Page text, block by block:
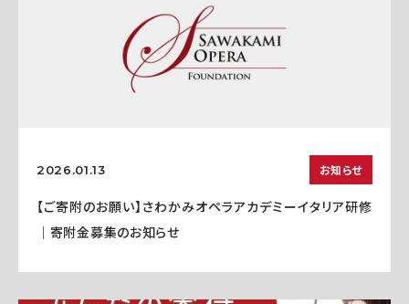
2026.01.13 お知らせ
【ご寄附のお願い】さわかみオペラアカデミーイタリア研修
｜寄附金募集のお知らせ